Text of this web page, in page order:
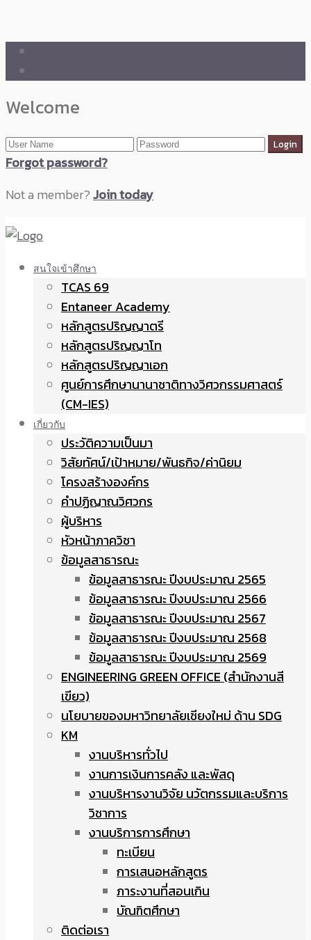
Welcome
Forgot password?
Not a member?Join today
สนใจเข้าศึกษา
TCAS 69
Entaneer Academy
หลักสูตรปริญญาตรี
หลักสูตรปริญญาโท
หลักสูตรปริญญาเอก
ศูนย์การศึกษานานาชาติทางวิศวกรรมศาสตร์
(CM-IES)
เกี่ยวกับ
ประวัติความเป็นมา
วิสัยทัศน์/เป้าหมาย/พันธกิจ/ค่านิยม
โครงสร้างองค์กร
คำปฏิญาณวิศวกร
ผู้บริหาร
หัวหน้าภาควิชา
ข้อมูลสาธารณะ
ข้อมูลสาธารณะ ปีงบประมาณ 2565
ข้อมูลสาธารณะ ปีงบประมาณ 2566
ข้อมูลสาธารณะ ปีงบประมาณ 2567
ข้อมูลสาธารณะ ปีงบประมาณ 2568
ข้อมูลสาธารณะ ปีงบประมาณ 2569
ENGINEERING GREEN OFFICE (สำนักงานสี
เขียว)
นโยบายของมหาวิทยาลัยเชียงใหม่ ด้าน SDG
KM
งานบริหารทั่วไป
งานการเงินการคลัง และพัสดุ
งานบริหารงานวิจัย นวัตกรรมและบริการ
วิชาการ
งานบริการการศึกษา
ทะเบียน
การเสนอหลักสูตร
ภาระงานที่สอนเกิน
บัณฑิตศึกษา
ติดต่อเรา